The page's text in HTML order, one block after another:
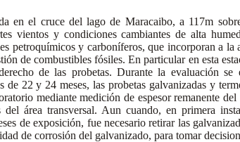
en el cruce del lago de Maracaibo, a 117m
vientos y condiciones cambiantes de alta
petroquímicos y carboníferos, que incorporan a
de combustibles fósiles. En particular en esta
de las probetas. Durante la evaluación se
de 22 y 24 meses, las probetas galvanizadas y
mediante medición de espesor remanente
área transversal. Aun cuando, en primera
de exposición, fue necesario retirar las
de corrosión del galvanizado, para tomar